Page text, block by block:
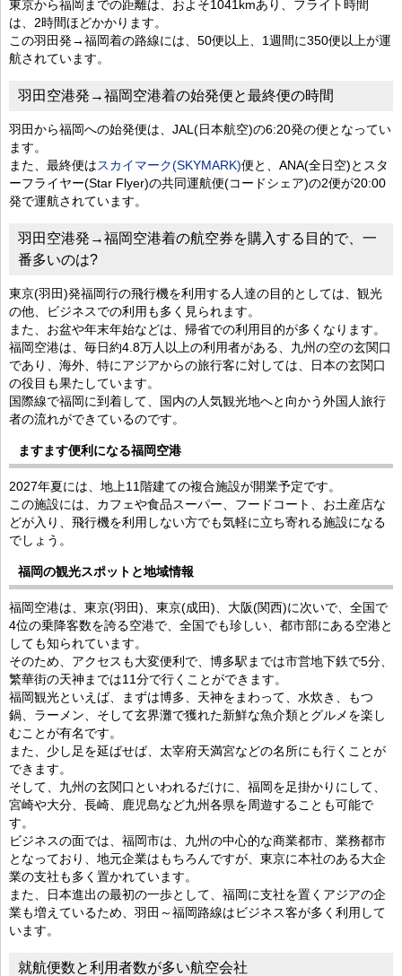
東京から福岡までの距離は、およそ1041kmあり、フライト時間
は、2時間ほどかかります。
この羽田発→福岡着の路線には、50便以上、1週間に350便以上が運
航されています。
羽田空港発→福岡空港着の始発便と最終便の時間
羽田から福岡への始発便は、JAL(日本航空)の6:20発の便となってい
ます。
また、最終便はスカイマーク(SKYMARK)便と、ANA(全日空)とスタ
ーフライヤー(Star Flyer)の共同運航便(コードシェア)の2便が20:00
発で運航されています。
羽田空港発→福岡空港着の航空券を購入する目的で、一
番多いのは?
東京(羽田)発福岡行の飛行機を利用する人達の目的としては、観光
の他、ビジネスでの利用も多く見られます。
また、お盆や年末年始などは、帰省での利用目的が多くなります。
福岡空港は、毎日約4.8万人以上の利用者がある、九州の空の玄関口
であり、海外、特にアジアからの旅行客に対しては、日本の玄関口
の役目も果たしています。
国際線で福岡に到着して、国内の人気観光地へと向かう外国人旅行
者の流れができているのです。
ますます便利になる福岡空港
2027年夏には、地上11階建ての複合施設が開業予定です。
この施設には、カフェや食品スーパー、フードコート、お土産店な
どが入り、飛行機を利用しない方でも気軽に立ち寄れる施設になる
でしょう。
福岡の観光スポットと地域情報
福岡空港は、東京(羽田)、東京(成田)、大阪(関西)に次いで、全国で
4位の乗降客数を誇る空港で、全国でも珍しい、都市部にある空港と
しても知られています。
そのため、アクセスも大変便利で、博多駅までは市営地下鉄で5分、
繁華街の天神までは11分で行くことができます。
福岡観光といえば、まずは博多、天神をまわって、水炊き、もつ
鍋、ラーメン、そして玄界灘で獲れた新鮮な魚介類とグルメを楽し
むことが有名です。
また、少し足を延ばせば、太宰府天満宮などの名所にも行くことが
できます。
そして、九州の玄関口といわれるだけに、福岡を足掛かりにして、
宮崎や大分、長崎、鹿児島など九州各県を周遊することも可能で
す。
ビジネスの面では、福岡市は、九州の中心的な商業都市、業務都市
となっており、地元企業はもちろんですが、東京に本社のある大企
業の支社も多く置かれています。
また、日本進出の最初の一歩として、福岡に支社を置くアジアの企
業も増えているため、羽田～福岡路線はビジネス客が多く利用して
います。
就航便数と利用者数が多い航空会社